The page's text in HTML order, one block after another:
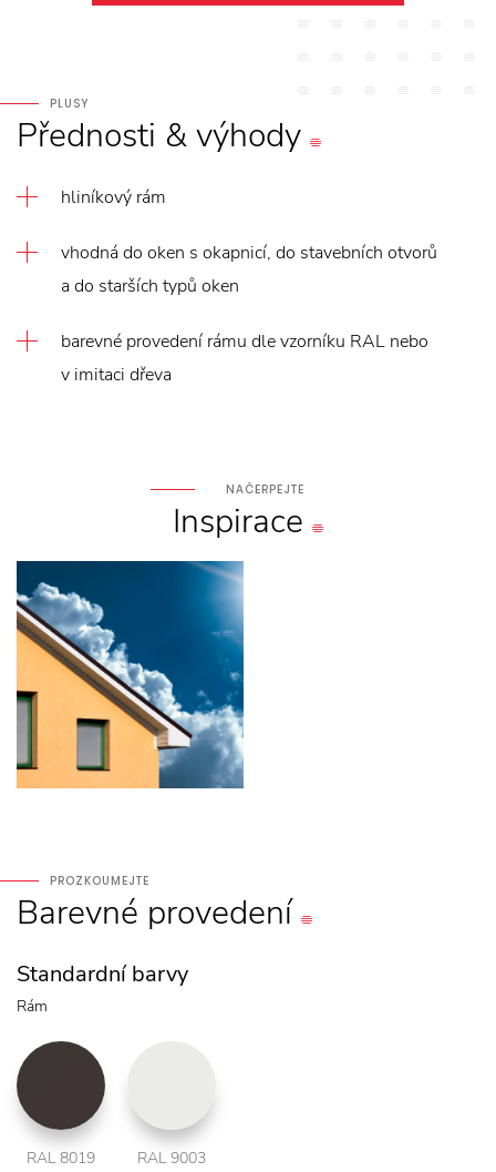
PLUSY
Přednosti &výhody
hliníkový rám
vhodná do oken s okapnicí, do stavebních otvorů
a do starších typů oken
barevné provedení rámu dle vzorníku RAL nebo
v imitaci dřeva
NAČERPEJTE
Inspirace
PROZKOUMEJTE
Barevné provedení
Standardní barvy
Rám
RAL 8019 RAL 9003